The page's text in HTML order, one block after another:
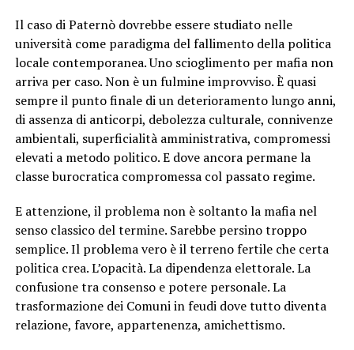
Il caso di Paternò dovrebbe essere studiato nelle
università come paradigma del fallimento della politica
locale contemporanea. Uno scioglimento per mafia non
arriva per caso. Non è un fulmine improvviso. È quasi
sempre il punto finale di un deterioramento lungo anni,
di assenza di anticorpi, debolezza culturale, connivenze
ambientali, superficialità amministrativa, compromessi
elevati a metodo politico. E dove ancora permane la
classe burocratica compromessa col passato regime.
E attenzione, il problema non è soltanto la mafia nel
senso classico del termine. Sarebbe persino troppo
semplice. Il problema vero è il terreno fertile che certa
politica crea. L’opacità. La dipendenza elettorale. La
confusione tra consenso e potere personale. La
trasformazione dei Comuni in feudi dove tutto diventa
relazione, favore, appartenenza, amichettismo.